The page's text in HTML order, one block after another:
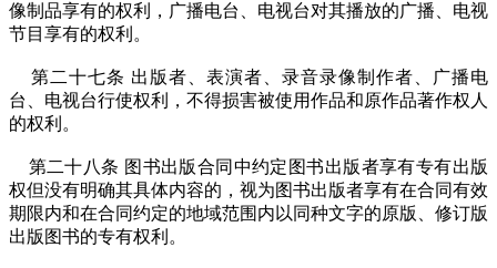
像制品享有的权利，广播电台、电视台对其播放的广播、电视
节目享有的权利。
第二十七条 出版者、表演者、录音录像制作者、广播电
台、电视台行使权利，不得损害被使用作品和原作品著作权人
的权利。
第二十八条 图书出版合同中约定图书出版者享有专有出版
权但没有明确其具体内容的，视为图书出版者享有在合同有效
期限内和在合同约定的地域范围内以同种文字的原版、修订版
出版图书的专有权利。